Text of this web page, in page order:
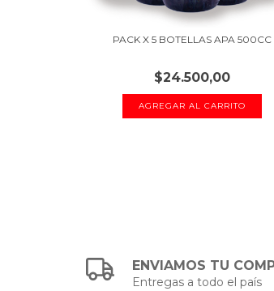
PACK X 5 BOTELLAS APA 500CC
$24.500,00
ENVIAMOS TU
Entregas a todo el país